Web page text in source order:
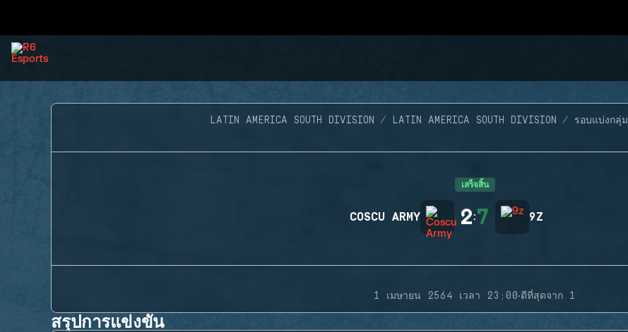
LATIN AMERICA SOUTH DIVISION LATIN AMERICA SOUTH DIVISION รอบแบ่งกลุ่ม
เสร็จสิ้น
COSCU ARMY 2:7 9Z
1 เมษายน 2564 เวลา 23:00·ดีที่สุดจาก 1
สรุปการแข่งขัน